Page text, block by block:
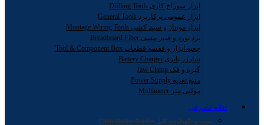
ابزار سوراخ کاری Drilling Tools
ابزار عمومی پرکاربرد General Tools
ابزار مونتاژ و سیم کشی Montage Wiring Tools
برد بورد و فیبر مسی Breadboard Fiber
جعبه ابزار و قفسه قطعات Tool & Component Box
شارژر باتری Battery Charger
گیره و فک Jaw Clamp
منبع تغذیه Power Supply
مولتی متر Multimeter
اقلام مصرفی
بست و نگهدارنده کابل Cable Holder Bracket